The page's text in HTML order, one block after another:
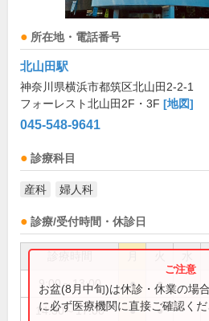
所在地・電話番号
北山田駅
神奈川県横浜市都筑区北山田2-2-1
フォーレスト北山田2F・3F [地図]
045-548-9641
診療科目
産科 婦人科
診療/受付時間・休診日
9:00～13:00 ● ●
14:30～17:00 ● ●
お盆(8月中旬)は休診・休業の場
に必ず医療機関に直接ご確認くだ